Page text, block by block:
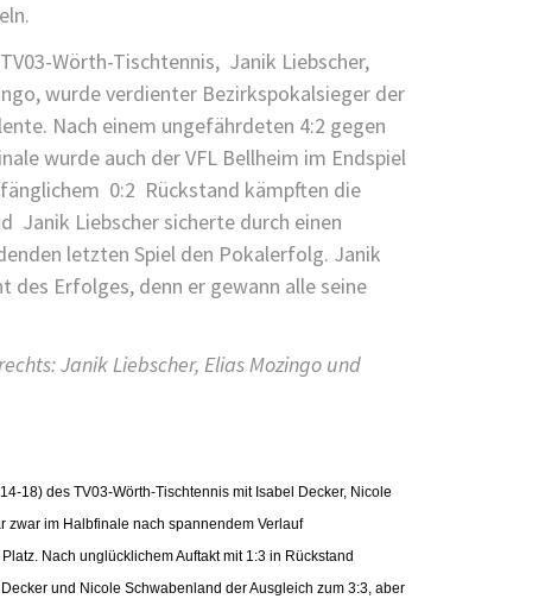
Wörth-Tischtennis, Janik Liebscher,
wurde verdienter Bezirkspokalsieger der
Nach einem ungefährdeten 4:2 gegen
wurde auch der VFL Bellheim im Endspiel
0:2 Rückstand kämpften die
Janik Liebscher sicherte durch einen
letzten Spiel den Pokalerfolg. Janik
des Erfolges, denn er gewann alle seine
Janik Liebscher, Elias Mozingo und
18) des TV03-Wörth-Tischtennis mit Isabel Decker, Nicole
zwar im Halbfinale nach spannendem Verlauf
Nach unglücklichem Auftakt mit 1:3 in Rückstand
und Nicole Schwabenland der Ausgleich zum 3:3, aber